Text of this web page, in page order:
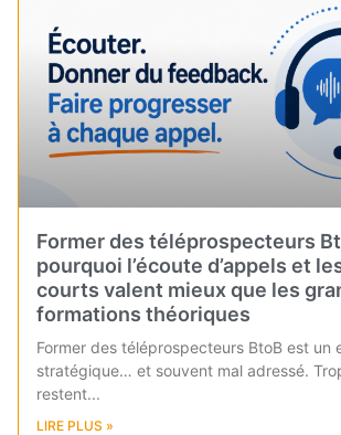
Former des téléprospecteurs
pourquoi l’écoute d’appels et
courts valent mieux que les
formations théoriques
Former des téléprospecteurs BtoB est un
stratégique… et souvent mal adressé.
restent
LIRE PLUS »